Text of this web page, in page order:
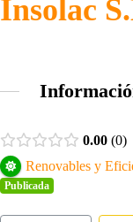
Insolac
0.00 0
Renovables y
Publicada